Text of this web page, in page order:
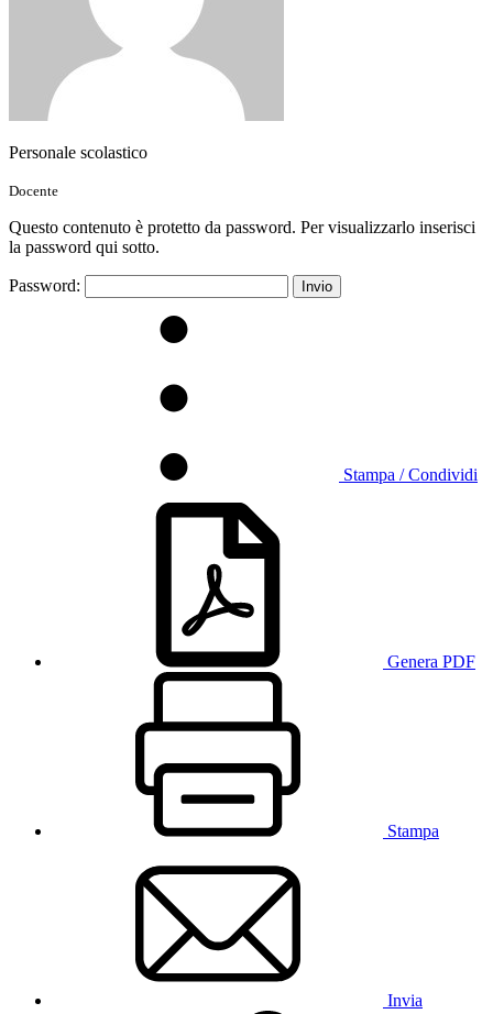
Personale scolastico
Docente
Questo contenuto è protetto da password. Per visualizzarlo inserisci
la password qui sotto.
Password:
Stampa / Condividi
Genera PDF
Stampa
Invia